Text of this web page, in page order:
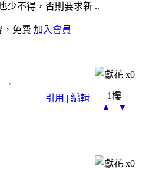
少不得，否則要求新 ..
，免費 加入會員
x0
引用 | 編輯
1樓
▲
▼
x0